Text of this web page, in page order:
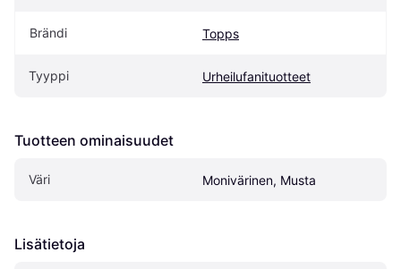
Brändi Topps
Tyyppi Urheilufanituotteet
Tuotteen ominaisuudet
Väri Monivärinen, Musta
Lisätietoja